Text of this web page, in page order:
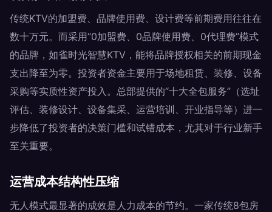
传统KTV的加盟费、品牌使用费、设计费等前期费用往往在
数十万元。而采用“0加盟费、0品牌使用费、0代理费”模式
的品牌，如雀时光智慧KTV，能将品牌授权相关的前期现金
支出降至为零。投资者资金主要用于场地租赁、装修、设备
采购等实质性资产投入。总部提供的“十大全包服务”（选址
评估、装修设计、设备集采、运营培训、开业指导等）进一
步降低了投资者的决策门槛和试错成本，尤其对于行业新手
至关重要。
运营成本结构性压缩
无人模式最显著的成效是人力成本的节约。一家传统8包房